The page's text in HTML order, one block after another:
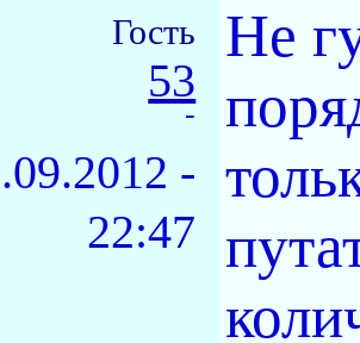
Гость
53
-
-
22:47
Не